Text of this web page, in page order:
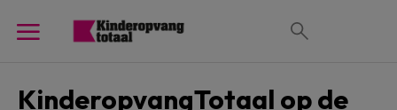
KinderopvangTotaal op de